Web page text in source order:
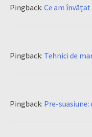
Pingback: Ce am
Pingback: Tehnici de
Pingback: Pre-